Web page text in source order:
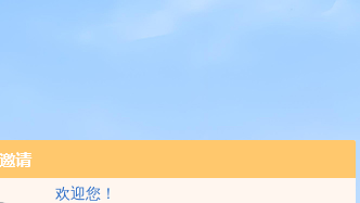
欢迎您！